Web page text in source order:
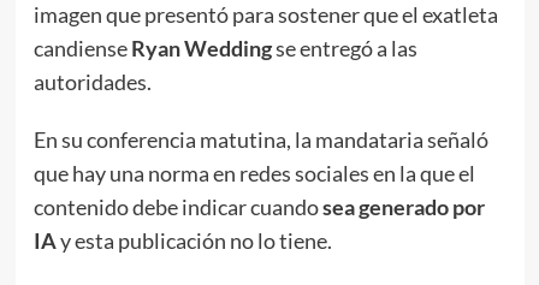
imagen que presentó para sostener que el exatleta
candienseRyan Weddingse entregó a las
autoridades.
En su conferencia matutina, la mandataria señaló
que hay una norma en redes sociales en la que el
contenido debe indicar cuandosea generado por
IAy esta publicación no lo tiene.